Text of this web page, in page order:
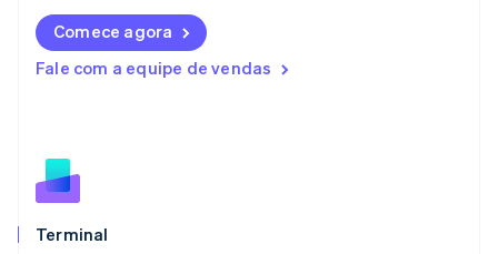
Comece agora
Fale com a equipe de vendas
Terminal
Lituânia
English
Luxemburgo
Malta
English
México
Español